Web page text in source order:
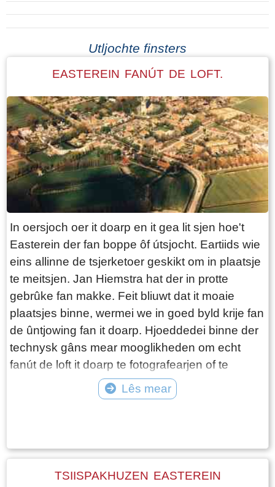
Utljochte finsters
EASTEREIN FANÚT DE LOFT.
In oersjoch oer it doarp en it gea lit sjen hoe't
Easterein der fan boppe ôf útsjocht. Eartiids wie
eins allinne de tsjerketoer geskikt om in plaatsje
te meitsjen. Jan Hiemstra hat der in protte
gebrûke fan makke. Feit bliuwt dat it moaie
plaatsjes binne, wermei we in goed byld krije fan
de ûntjowing fan it doarp. Hjoeddedei binne der
technysk gâns mear mooglikheden om echt
fanút de loft it doarp te fotografearjen of te
filmjen. In earste fimke fan Michiel Dotinga,
makke yn maaije 2025 is yn it finster al te
Lês mear
TSIISPAKHUZEN EASTEREIN